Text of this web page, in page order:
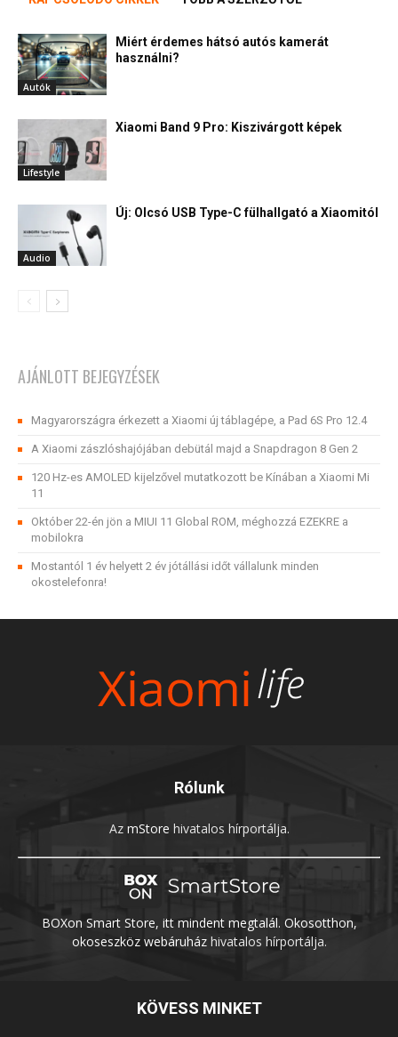
Autók
Miért érdemes hátsó autós kamerát
használni?
Lifestyle
Xiaomi Band 9 Pro: Kiszivárgott képek
Audio
Új: Olcsó USB Type-C fülhallgató a Xiaomitól
AJÁNLOTT BEJEGYZÉSEK
Magyarországra érkezett a Xiaomi új táblagépe, a Pad 6S Pro 12.4
A Xiaomi zászlóshajójában debütál majd a Snapdragon 8 Gen 2
120 Hz-es AMOLED kijelzővel mutatkozott be Kínában a Xiaomi Mi
11
Október 22-én jön a MIUI 11 Global ROM, méghozzá EZEKRE a
mobilokra
Mostantól 1 év helyett 2 év jótállási időt vállalunk minden
okostelefonra!
Rólunk
Az mStore hivatalos hírportálja.
BOXon Smart Store, itt mindent megtalál. Okosotthon,
okoseszköz webáruházhivatalos hírportálja.
KÖVESS MINKET